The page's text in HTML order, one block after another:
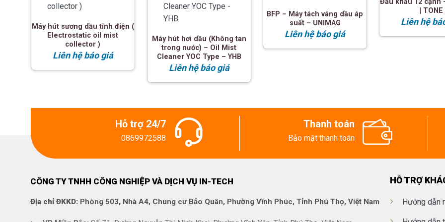
Máy hút sương dầu tĩnh điện (
Electrostatic oil mist
collector )
Liên hệ báo giá
Máy hút hơi dầu (Không tan
trong nước) – Oil Mist
Cleaner YOC Type – YHB
Liên hệ báo giá
BFP – Máy tách váng dầu áp
suất – UNIMAG
Liên hệ báo giá
Đầu khẩu 12 cạnh
| TONE
Liên hệ
Hỗ trợ 24/7
0869972588
Thanh toán
Bảo mật thanh toán
CÔNG TY TNHH CÔNG NGHIỆP VÀ DỊCH VỤ IN-TECH
Địa chỉ ĐKKD:Phòng 503, Nhà A4, Chung cư Bảo Quân, Phường Vĩnh Phúc, Tỉnh Phú Thọ, Việt Nam
HỖ TRỢ
Hướng dẫn